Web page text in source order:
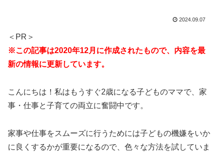
2024.09.07
＜PR＞
※この記事は2020年12月に作成されたもので、内容を最
新の情報に更新しています。
こんにちは！私はもうすぐ2歳になる子どものママで、家
事・仕事と子育ての両立に奮闘中です。
家事や仕事をスムーズに行うためには子どもの機嫌をいか
に良くするかが重要になるので、色々な方法を試していま